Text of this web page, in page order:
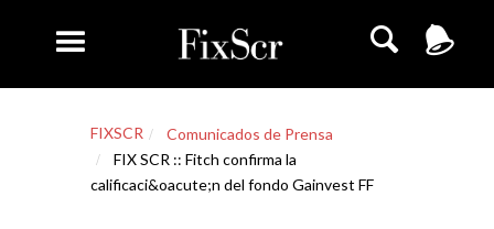
FIXSCR
Comunicados de Prensa
FIX SCR :: Fitch confirma la
calificaci&oacute;n del fondo Gainvest FF